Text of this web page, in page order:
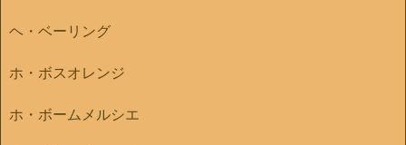
ヘ・ベーリング
ホ・ボスオレンジ
ホ・ボームメルシエ